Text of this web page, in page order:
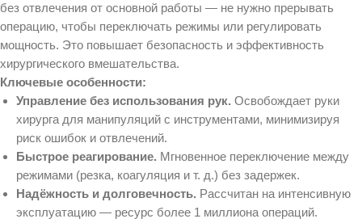
без отвлечения от основной работы — не нужно прерывать
операцию, чтобы переключать режимы или регулировать
мощность. Это повышает безопасность и эффективность
хирургического вмешательства.
Ключевые особенности:
Управление без использования рук. Освобождает руки
хирурга для манипуляций с инструментами, минимизируя
риск ошибок и отвлечений.
Быстрое реагирование. Мгновенное переключение между
режимами (резка, коагуляция и т. д.) без задержек.
Надёжность и долговечность. Рассчитан на интенсивную
эксплуатацию — ресурс более 1 миллиона операций.